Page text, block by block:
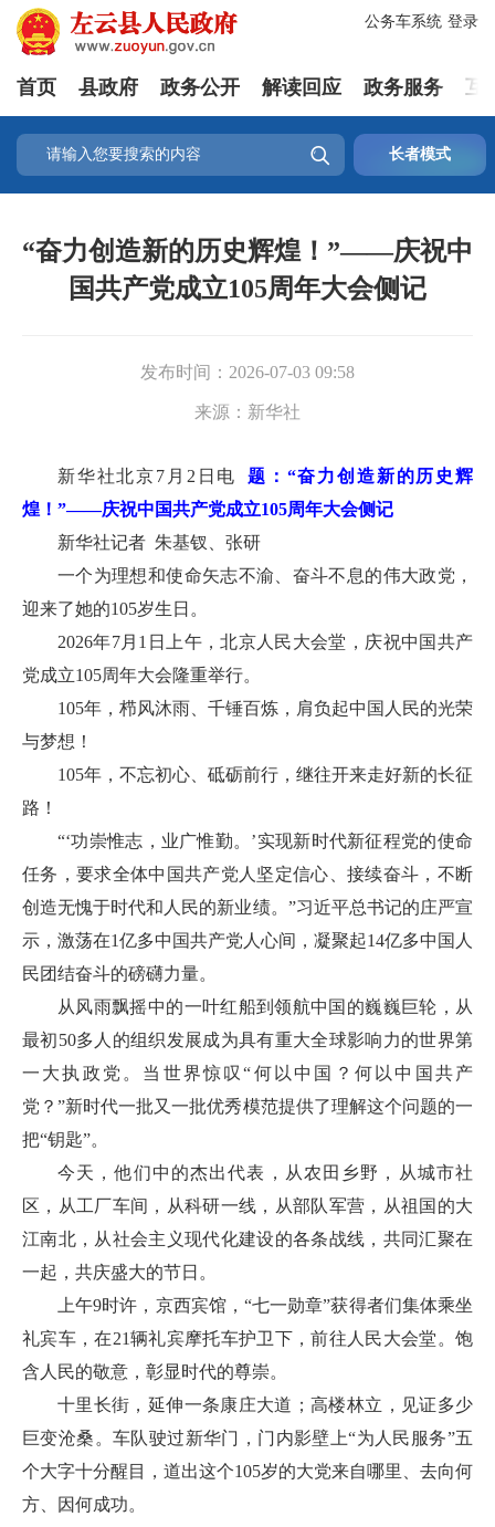
登录
公务车系统
首页 县政府 政务公开 解读回应 政务服务 互
 长者模式
“奋力创造新的历史辉煌！”——庆祝中
国共产党成立105周年大会侧记
发布时间： 2026-07-03 09:58
来源： 新华社
新华社北京7月2日电
题：“奋力创造新的历史辉
煌！”——庆祝中国共产党成立105周年大会侧记
新华社记者 朱基钗、张研
一个为理想和使命矢志不渝、奋斗不息的伟大政党，
迎来了她的105岁生日。
2026年7月1日上午，北京人民大会堂，庆祝中国共产
党成立105周年大会隆重举行。
105年，栉风沐雨、千锤百炼，肩负起中国人民的光荣
与梦想！
105年，不忘初心、砥砺前行，继往开来走好新的长征
路！
“‘功崇惟志，业广惟勤。’实现新时代新征程党的使命
任务，要求全体中国共产党人坚定信心、接续奋斗，不断
创造无愧于时代和人民的新业绩。”习近平总书记的庄严宣
示，激荡在1亿多中国共产党人心间，凝聚起14亿多中国人
民团结奋斗的磅礴力量。
从风雨飘摇中的一叶红船到领航中国的巍巍巨轮，从
最初50多人的组织发展成为具有重大全球影响力的世界第
一大执政党。当世界惊叹“何以中国？何以中国共产
党？”新时代一批又一批优秀模范提供了理解这个问题的一
把“钥匙”。
今天，他们中的杰出代表，从农田乡野，从城市社
区，从工厂车间，从科研一线，从部队军营，从祖国的大
江南北，从社会主义现代化建设的各条战线，共同汇聚在
一起，共庆盛大的节日。
上午9时许，京西宾馆，“七一勋章”获得者们集体乘坐
礼宾车，在21辆礼宾摩托车护卫下，前往人民大会堂。饱
含人民的敬意，彰显时代的尊崇。
十里长街，延伸一条康庄大道；高楼林立，见证多少
巨变沧桑。车队驶过新华门，门内影壁上“为人民服务”五
个大字十分醒目，道出这个105岁的大党来自哪里、去向何
方、因何成功。